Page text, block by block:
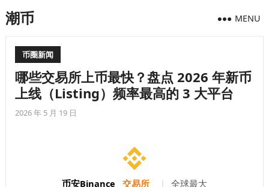
潮币 MENU
币圈新闻
哪些交易所上币最快？盘点 2026 年新币
上线（Listing）频率最高的 3 大平台
2026 年 5 月 19 日
币安Binance 交易所 |
全球最大